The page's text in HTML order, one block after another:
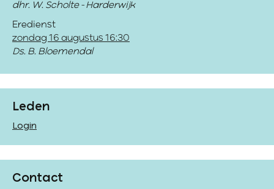
dhr. W. Scholte - Harderwijk
Eredienst
zondag 16 augustus 16:30
Ds. B. Bloemendal
Leden
Login
Contact